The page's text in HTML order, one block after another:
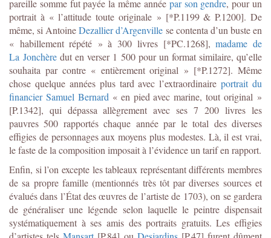
pareille somme fut payée la même année par son gendre, pour un
portrait à « l’attitude toute originale » [*P.1199 & P.1200]. De
même, si AntoineDezallier d’Argenville se contenta d’un buste en
« habillement répété » à 300 livres [*PC.1268],madame de
La Jonchère dut en verser 1 500 pour un format similaire, qu’elle
souhaita par contre « entièrement original » [*P.1272]. Même
chose quelque années plus tard avec l’extraordinaireportrait du
financier Samuel Bernard« en pied avec marine, tout original »
[P.1342], qui dépassa allègrement avec ses 7 200 livres les
pauvres 500 rapportés chaque année par le total des diverses
effigies de personnages aux moyens plus modestes. Là, il est vrai,
le faste de la composition imposait à l’évidence un tarif en rapport.
Enfin, si l’on excepte les tableaux représentant différents membres
de sa propre famille (mentionnés très tôt par diverses sources et
évalués dans l’État des œuvres de l’artiste de 1703), on se gardera
de généraliser une légende selon laquelle le peintre dispensait
systématiquement à ses amis des portraits gratuits. Les effigies